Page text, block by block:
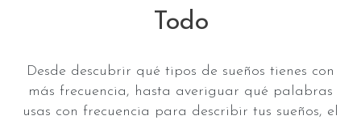
Todo
Desde descubrir qué tipos de sueños tienes con
más frecuencia, hasta averiguar qué palabras
usas con frecuencia para describir tus sueños, el